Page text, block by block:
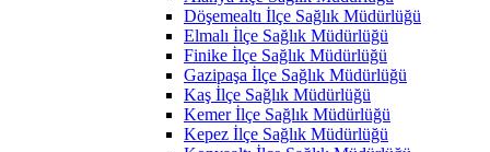
Döşemealtı İlçe Sağlık Müdürlüğü
Elmalı İlçe Sağlık Müdürlüğü
Finike İlçe Sağlık Müdürlüğü
Gazipaşa İlçe Sağlık Müdürlüğü
Kaş İlçe Sağlık Müdürlüğü
Kemer İlçe Sağlık Müdürlüğü
Kepez İlçe Sağlık Müdürlüğü